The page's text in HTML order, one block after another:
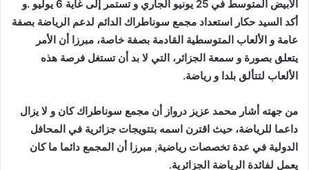
الأبيض المتوسط في 25 يونيو الجاري و تستمر إلى غاية 6 يوليو .و
أكد السيد حكار استعداد مجمع سوناطراك الدائم لدعم الرياضة بصفة
عامة و الألعاب المتوسطية القادمة بصفة خاصة، مبرزا أن الأمر
يتعلق بصورة و سمعة الجزائر، التي لا بد أن تستغل فرصة هذه
الألعاب لتتألق بلدا و رياضة.
من جهته أشار محمد عزيز درواز أن مجمع سوناطراك كان و لا يزال
داعما للرياضة، حيث اقترن اسمه بتتويجات جزائرية في المحافل
الدولية في عدة تخصصات رياضية, مبرزا أن المجمع دائما ما كان
يعمل لفائدة الرياضة الجزائرية.